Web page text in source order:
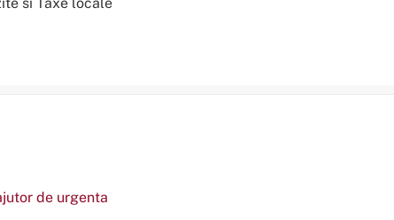
si Taxe locale
de urgenta